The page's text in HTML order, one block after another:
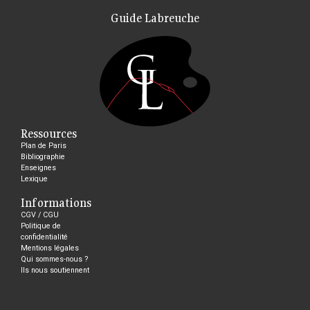
Guide Labreuche
Ressources
Plan de Paris
Bibliographie
Enseignes
Lexique
Informations
CGV / CGU
Politique de
confidentialité
Mentions légales
Qui sommes-nous ?
Ils nous soutiennent